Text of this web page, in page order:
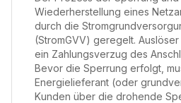
Wiederherstellung eines
durch die
(StromGVV) geregelt.
ein Zahlungsverzug des
Bevor die Sperrung erfolgt,
Energielieferant (oder
Kunden über die drohende